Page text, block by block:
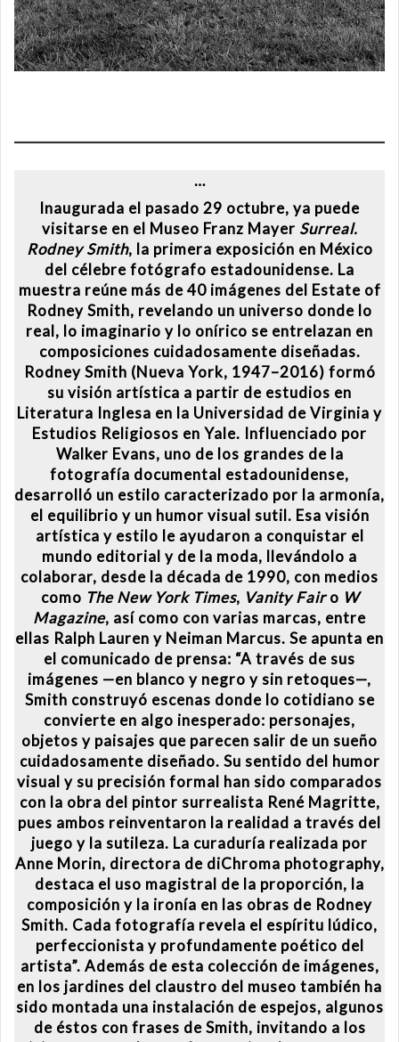
…
Inaugurada el pasado 29 octubre, ya puede
visitarse en el Museo Franz Mayer Surreal.
Rodney Smith, la primera exposición en México
del célebre fotógrafo estadounidense. La
muestra reúne más de 40 imágenes del Estate of
Rodney Smith, revelando un universo donde lo
real, lo imaginario y lo onírico se entrelazan en
composiciones cuidadosamente diseñadas.
Rodney Smith (Nueva York, 1947–2016) formó
su visión artística a partir de estudios en
Literatura Inglesa en la Universidad de Virginia y
Estudios Religiosos en Yale. Influenciado por
Walker Evans, uno de los grandes de la
fotografía documental estadounidense,
desarrolló un estilo caracterizado por la armonía,
el equilibrio y un humor visual sutil. Esa visión
artística y estilo le ayudaron a conquistar el
mundo editorial y de la moda, llevándolo a
colaborar, desde la década de 1990, con medios
como The New York Times, Vanity Fairo W
Magazine, así como con varias marcas, entre
ellas Ralph Lauren y Neiman Marcus. Se apunta en
el comunicado de prensa: “A través de sus
imágenes —en blanco y negro y sin retoques—,
Smith construyó escenas donde lo cotidiano se
convierte en algo inesperado: personajes,
objetos y paisajes que parecen salir de un sueño
cuidadosamente diseñado. Su sentido del humor
visual y su precisión formal han sido comparados
con la obra del pintor surrealista René Magritte,
pues ambos reinventaron la realidad a través del
juego y la sutileza. La curaduría realizada por
Anne Morin, directora de diChroma photography,
destaca el uso magistral de la proporción, la
composición y la ironía en las obras de Rodney
Smith. Cada fotografía revela el espíritu lúdico,
perfeccionista y profundamente poético del
artista”. Además de esta colección de imágenes,
en los jardines del claustro del museo también ha
sido montada una instalación de espejos, algunos
de éstos con frases de Smith, invitando a los